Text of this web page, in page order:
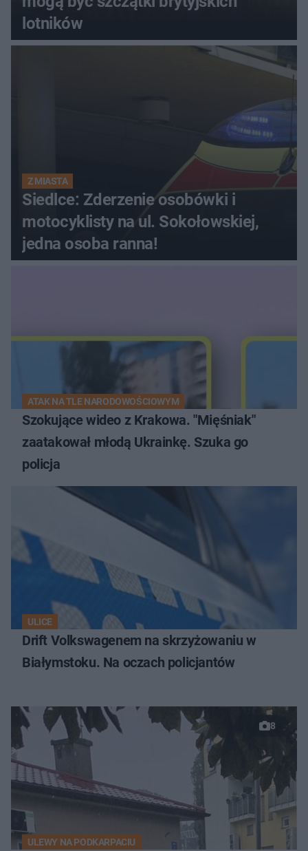
lotników
Z MIASTA
Siedlce: Zderzenie osobówki i
motocyklisty na ul. Sokołowskiej,
jedna osoba ranna!
ATAK NA TLE NARODOWOŚCIOWYM
Szokujące wideo z Krakowa. "Mięśniak"
zaatakował młodą Ukrainkę. Szuka go
policja
ULICE
Drift Volkswagenem na skrzyżowaniu w
Białymstoku. Na oczach policjantów
8
ULEWY NA PODKARPACIU